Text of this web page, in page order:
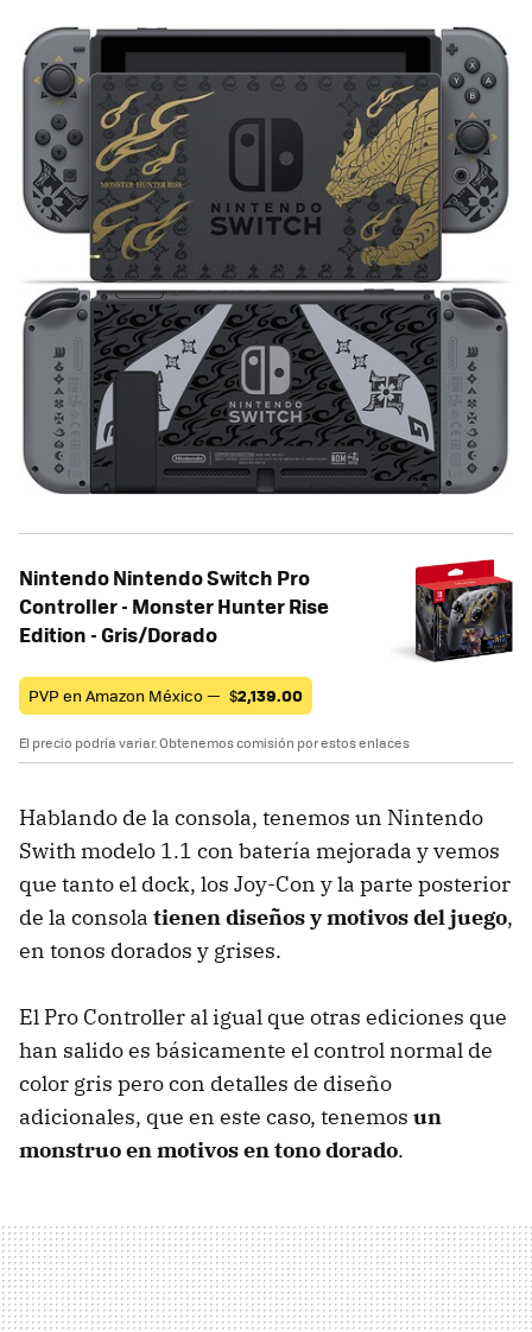
Nintendo Nintendo Switch Pro
Controller - Monster Hunter Rise
Edition - Gris/Dorado
PVP en Amazon México — $2,139.00
El precio podría variar. Obtenemos comisión por estos enlaces
Hablando de la consola, tenemos un Nintendo
Swith modelo 1.1 con batería mejorada y vemos
que tanto el dock, los Joy-Con y la parte posterior
de la consola tienen diseños y motivos del juego,
en tonos dorados y grises.
El Pro Controller al igual que otras ediciones que
han salido es básicamente el control normal de
color gris pero con detalles de diseño
adicionales, que en este caso, tenemos un
monstruo en motivos en tono dorado.